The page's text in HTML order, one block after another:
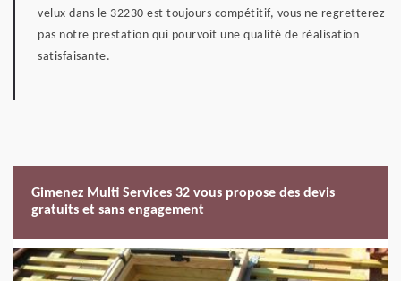
velux dans le 32230 est toujours compétitif, vous ne regretterez
pas notre prestation qui pourvoit une qualité de réalisation
satisfaisante.
Gimenez Multi Services 32 vous propose des devis
gratuits et sans engagement